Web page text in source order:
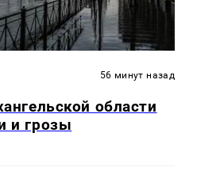
56 минут назад
области
и грозы